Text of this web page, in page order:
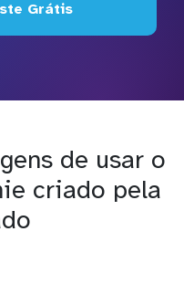
Grátis
de usar o
criado pela